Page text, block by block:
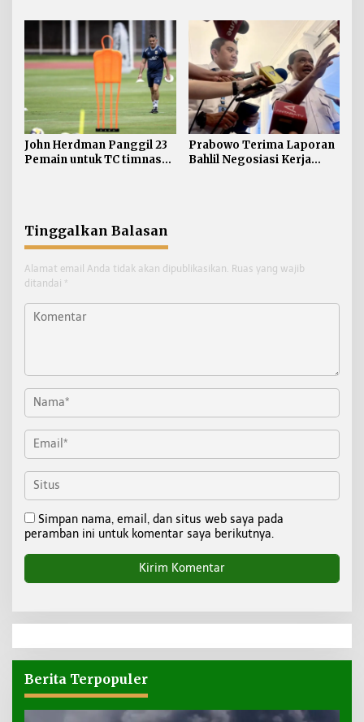
John Herdman Panggil 23
Pemain untuk TC timnas
Prabowo Terima Laporan
Bahlil Negosiasi Kerja
Tinggalkan Balasan
Alamat email Anda tidak akan dipublikasikan. Ruas yang wajib
ditandai *
Simpan nama, email, dan situs web saya pada
peramban ini untuk komentar saya berikutnya.
Berita Terpopuler